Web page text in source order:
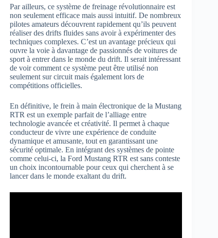
Par ailleurs, ce système de freinage révolutionnaire est
non seulement efficace mais aussi intuitif. De nombreux
pilotes amateurs découvrent rapidement qu’ils peuvent
réaliser des drifts fluides sans avoir à expérimenter des
techniques complexes. C’est un avantage précieux qui
ouvre la voie à davantage de passionnés de voitures de
sport à entrer dans le monde du drift. Il serait intéressant
de voir comment ce système peut être utilisé non
seulement sur circuit mais également lors de
compétitions officielles.
En définitive, le frein à main électronique de la Mustang
RTR est un exemple parfait de l’alliage entre
technologie avancée et créativité. Il permet à chaque
conducteur de vivre une expérience de conduite
dynamique et amusante, tout en garantissant une
sécurité optimale. En intégrant des systèmes de pointe
comme celui-ci, la Ford Mustang RTR est sans conteste
un choix incontournable pour ceux qui cherchent à se
lancer dans le monde exaltant du drift.